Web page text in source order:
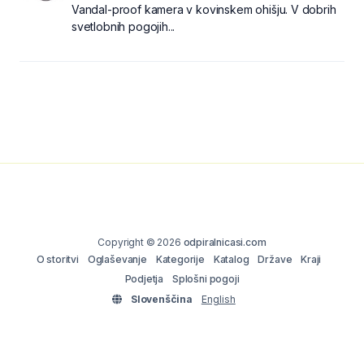
Vandal-proof kamera v kovinskem ohišju. V dobrih
svetlobnih pogojih...
Copyright © 2026 odpiralnicasi.com
O storitvi
Oglaševanje Kategorije Katalog Države
Kraji
Podjetja
Splošni pogoji
Slovenščina
English